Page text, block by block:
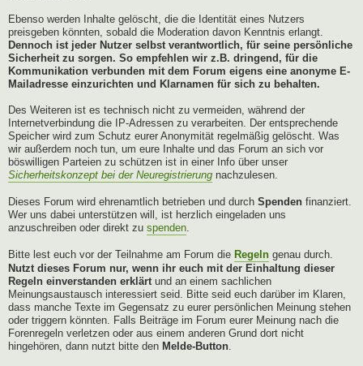
Ebenso werden Inhalte gelöscht, die die Identität eines Nutzers
preisgeben könnten, sobald die Moderation davon Kenntnis erlangt.
Dennoch ist jeder Nutzer selbst verantwortlich, für seine persönliche
Sicherheit zu sorgen. So empfehlen wir z.B. dringend, für die
Kommunikation verbunden mit dem Forum eigens eine anonyme E-
Mailadresse einzurichten und Klarnamen für sich zu behalten.
Des Weiteren ist es technisch nicht zu vermeiden, während der
Internetverbindung die IP-Adressen zu verarbeiten. Der entsprechende
Speicher wird zum Schutz eurer Anonymität regelmäßig gelöscht. Was
wir außerdem noch tun, um eure Inhalte und das Forum an sich vor
böswilligen Parteien zu schützen ist in einer Info über unser
Sicherheitskonzept bei der Neuregistrierung nachzulesen.
Dieses Forum wird ehrenamtlich betrieben und durch Spenden finanziert.
Wer uns dabei unterstützen will, ist herzlich eingeladen uns
anzuschreiben oder direkt zu spenden.
Bitte lest euch vor der Teilnahme am Forum die Regeln genau durch.
Nutzt dieses Forum nur, wenn ihr euch mit der Einhaltung dieser
Regeln einverstanden erklärtund an einem sachlichen
Meinungsaustausch interessiert seid. Bitte seid euch darüber im Klaren,
dass manche Texte im Gegensatz zu eurer persönlichen Meinung stehen
oder triggern könnten. Falls Beiträge im Forum eurer Meinung nach die
Forenregeln verletzen oder aus einem anderen Grund dort nicht
hingehören, dann nutzt bitte den Melde-Button.